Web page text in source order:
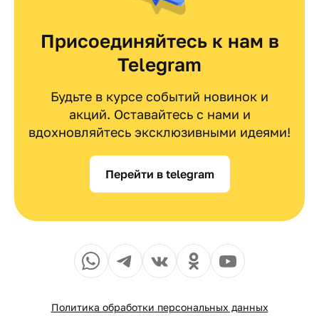
Присоединяйтесь к нам в
Telegram
Будьте в курсе событий новинок и
акций. Оставайтесь с нами и
вдохновляйтесь эксклюзивными идеями!
Перейти в telegram
Политика обработки персональных данных